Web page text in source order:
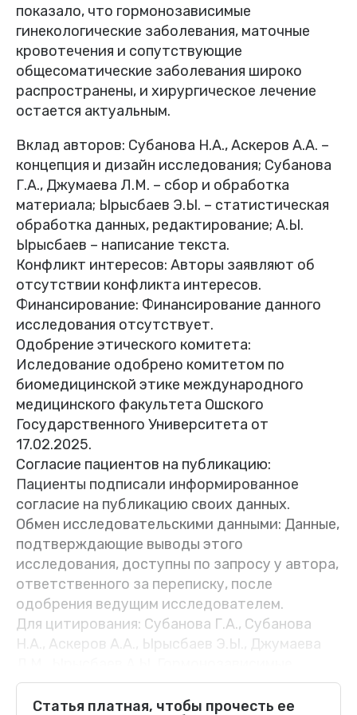
показало, что гормонозависимые
гинекологические заболевания, маточные
кровотечения и сопутствующие
общесоматические заболевания широко
распространены, и хирургическое лечение
остается актуальным.
Вклад авторов: Субанова Н.А., Аскеров А.А. –
концепция и дизайн исследования; Субанова
Г.А., Джумаева Л.М. – сбор и обработка
материала; Ырысбаев Э.Ы. – статистическая
обработка данных, редактирование; А.Ы.
Ырысбаев – написание текста.
Конфликт интересов: Авторы заявляют об
отсутствии конфликта интересов.
Финансирование: Финансирование данного
исследования отсутствует.
Одобрение этического комитета:
Иследование одобрено комитетом по
биомедицинской этике международного
медицинского факультета Ошского
Государственного Университета от
17.02.2025.
Согласие пациентов на публикацию:
Пациенты подписали информированное
согласие на публикацию своих данных.
Обмен исследовательскими данными: Данные,
подтверждающие выводы этого
исследования, доступны по запросу у автора,
ответственного за переписку, после
одобрения ведущим исследователем.
Для цитирования: Субанова Г.А., Субанова
Н.А., Аскеров А.А., Ырысбаев Э.Ы., Джумаева
заболевания органов малого таза у женщин
старше 35 лет.
Статья платная, чтобы прочесть ее